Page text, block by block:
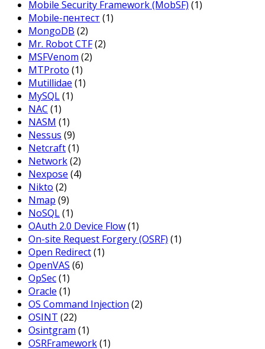
Mobile Security Framework (MobSF) (1)
Mobile-пентест (1)
MongoDB (2)
Mr. Robot CTF(2)
MSFVenom (2)
MTProto (1)
Mutillidae (1)
MySQL(1)
NAC (1)
NASM (1)
Nessus (9)
Netcraft(1)
Network(2)
Nexpose (4)
Nikto (2)
Nmap (9)
NoSQL(1)
OAuth 2.0 Device Flow(1)
On-site Request Forgery (OSRF) (1)
Open Redirect(1)
OpenVAS (6)
OpSec(1)
Oracle (1)
OS Command Injection (2)
OSINT (22)
Osintgram (1)
OSRFramework(1)